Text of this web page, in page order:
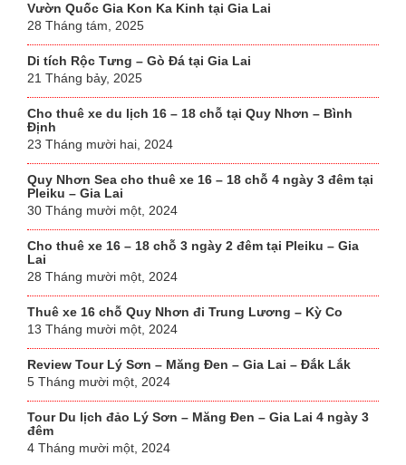
Vườn Quốc Gia Kon Ka Kinh tại Gia Lai
28 Tháng tám, 2025
Di tích Rộc Tưng – Gò Đá tại Gia Lai
21 Tháng bảy, 2025
Cho thuê xe du lịch 16 – 18 chỗ tại Quy Nhơn – Bình
Định
23 Tháng mười hai, 2024
Quy Nhơn Sea cho thuê xe 16 – 18 chỗ 4 ngày 3 đêm tại
Pleiku – Gia Lai
30 Tháng mười một, 2024
Cho thuê xe 16 – 18 chỗ 3 ngày 2 đêm tại Pleiku – Gia
Lai
28 Tháng mười một, 2024
Thuê xe 16 chỗ Quy Nhơn đi Trung Lương – Kỳ Co
13 Tháng mười một, 2024
Review Tour Lý Sơn – Măng Đen – Gia Lai – Đắk Lắk
5 Tháng mười một, 2024
Tour Du lịch đảo Lý Sơn – Măng Đen – Gia Lai 4 ngày 3
đêm
4 Tháng mười một, 2024